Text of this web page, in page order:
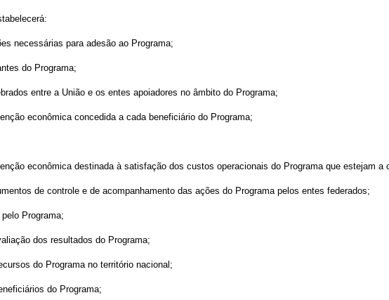
necessárias para adesão ao Programa;
do Programa;
entre a União e os entes apoiadores no âmbito do Programa;
econômica concedida a cada beneficiário do Programa;
econômica destinada à satisfação dos custos operacionais do Programa que estejam a
de controle e de acompanhamento das ações do Programa pelos entes federados;
Programa;
dos resultados do Programa;
do Programa no território nacional;
do Programa;